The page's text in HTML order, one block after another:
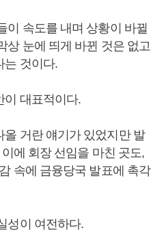
이 속도를 내며 상황이 바뀔
상 눈에 띄게 바뀐 것은 없고
는 것이다.
이 대표적이다.
거란 얘기가 있었지만 발
에 회장 선임을 마친 곳도,
속에 금융당국 발표에 촉각
성이 여전하다.